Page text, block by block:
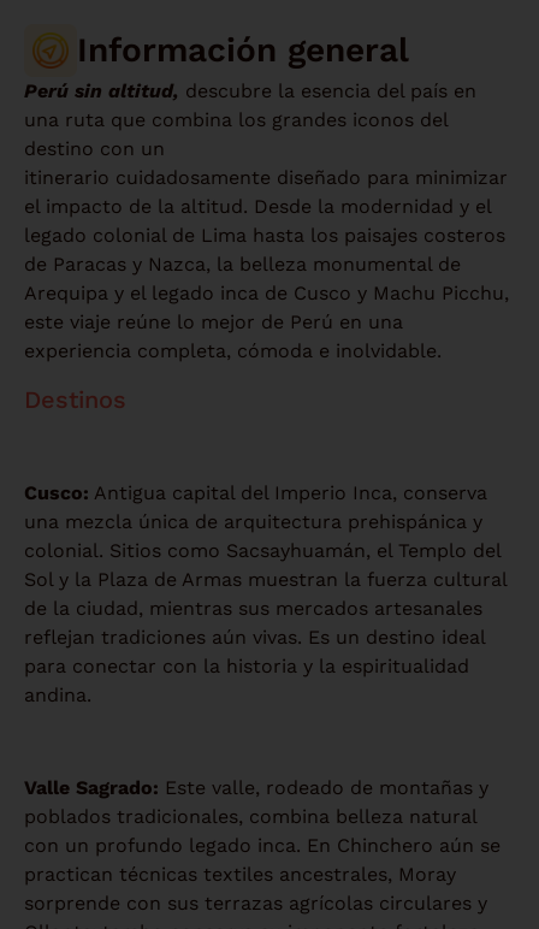
Información general
Perú sin altitud, descubre la esencia del país en
una ruta que combina los grandes iconos del
destino con un
itinerario cuidadosamente diseñado para minimizar
el impacto de la altitud. Desde la modernidad y el
legado colonial de Lima hasta los paisajes costeros
de Paracas y Nazca, la belleza monumental de
Arequipa y el legado inca de Cusco y Machu Picchu,
este viaje reúne lo mejor de Perú en una
experiencia completa, cómoda e inolvidable.
Destinos
Cusco: Antigua capital del Imperio Inca, conserva
una mezcla única de arquitectura prehispánica y
colonial. Sitios como Sacsayhuamán, el Templo del
Sol y la Plaza de Armas muestran la fuerza cultural
de la ciudad, mientras sus mercados artesanales
reflejan tradiciones aún vivas. Es un destino ideal
para conectar con la historia y la espiritualidad
andina.
Valle Sagrado: Este valle, rodeado de montañas y
poblados tradicionales, combina belleza natural
con un profundo legado inca. En Chinchero aún se
practican técnicas textiles ancestrales, Moray
sorprende con sus terrazas agrícolas circulares y